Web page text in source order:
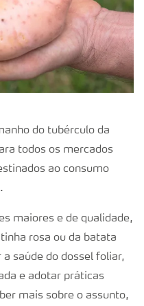
do tubérculo da
todos os mercados
ao consumo
maiores e de qualidade,
rosa ou da batata
saúde do dossel foliar,
e adotar práticas
mais sobre o assunto,